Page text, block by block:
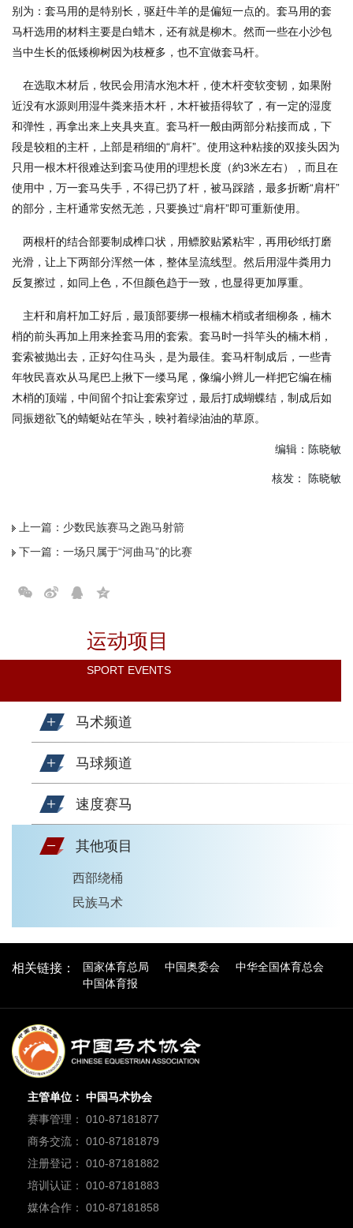
运动项目
SPORT EVENTS
马术频道
马球频道
速度赛马
其他项目
西部绕桶
民族马术
别为：套马用的是特别长，驱赶牛羊的是偏短一点的。套马用的套
马杆选用的材料主要是白蜡木，还有就是柳木。然而一些在小沙包
当中生长的低矮柳树因为枝桠多，也不宜做套马杆。
在选取木材后，牧民会用清水泡木杆，使木杆变软变韧，如果附
近没有水源则用湿牛粪来捂木杆，木杆被捂得软了，有一定的湿度
和弹性，再拿出来上夹具夹直。套马杆一般由两部分粘接而成，下
段是较粗的主杆，上部是稍细的“肩杆”。使用这种粘接的双接头因为
只用一根木杆很难达到套马使用的理想长度（約3米左右），而且在
使用中，万一套马失手，不得已扔了杆，被马踩踏，最多折断“肩杆”
的部分，主杆通常安然无恙，只要换过“肩杆”即可重新使用。
两根杆的结合部要制成榫口状，用鳔胶贴紧粘牢，再用砂纸打磨
光滑，让上下两部分浑然一体，整体呈流线型。然后用湿牛粪用力
反复擦过，如同上色，不但颜色趋于一致，也显得更加厚重。
主杆和肩杆加工好后，最顶部要绑一根楠木梢或者细柳条，楠木
梢的前头再加上用来拴套马用的套索。套马时一抖竿头的楠木梢，
套索被抛出去，正好勾住马头，是为最佳。套马杆制成后，一些青
年牧民喜欢从马尾巴上揪下一缕马尾，像编小辫儿一样把它编在楠
木梢的顶端，中间留个扣让套索穿过，最后打成蝴蝶结，制成后如
同振翅欲飞的蜻蜓站在竿头，映衬着绿油油的草原。
编辑：陈晓敏
核发： 陈晓敏
上一篇： 少数民族赛马之跑马射箭
下一篇： 一场只属于“河曲马”的比赛
相关链接： 国家体育总局 中国奥委会
中华全国体育总会
中国体育报
主管单位： 中国马术协会
赛事管理： 010-87181877
商务交流： 010-87181879
注册登记： 010-87181882
培训认证： 010-87181883
媒体合作： 010-87181858